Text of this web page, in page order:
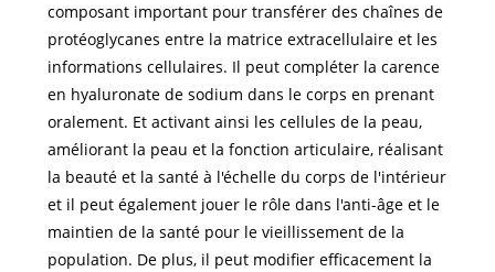
composant important pour transférer des chaînes de
protéoglycanes entre la matrice extracellulaire et les
informations cellulaires. Il peut compléter la carence
en hyaluronate de sodium dans le corps en prenant
oralement. Et activant ainsi les cellules de la peau,
améliorant la peau et la fonction articulaire, réalisant
la beauté et la santé à l'échelle du corps de l'intérieur
et il peut également jouer le rôle dans l'anti-âge et le
maintien de la santé pour le vieillissement de la
population. De plus, il peut modifier efficacement la